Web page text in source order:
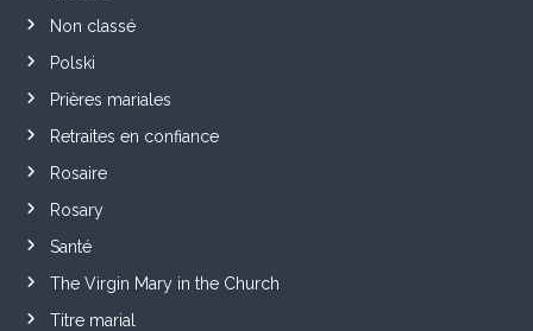
Non classé
Polski
Prières mariales
Retraites en confiance
Rosaire
Rosary
Santé
The Virgin Mary in the Church
Titre marial